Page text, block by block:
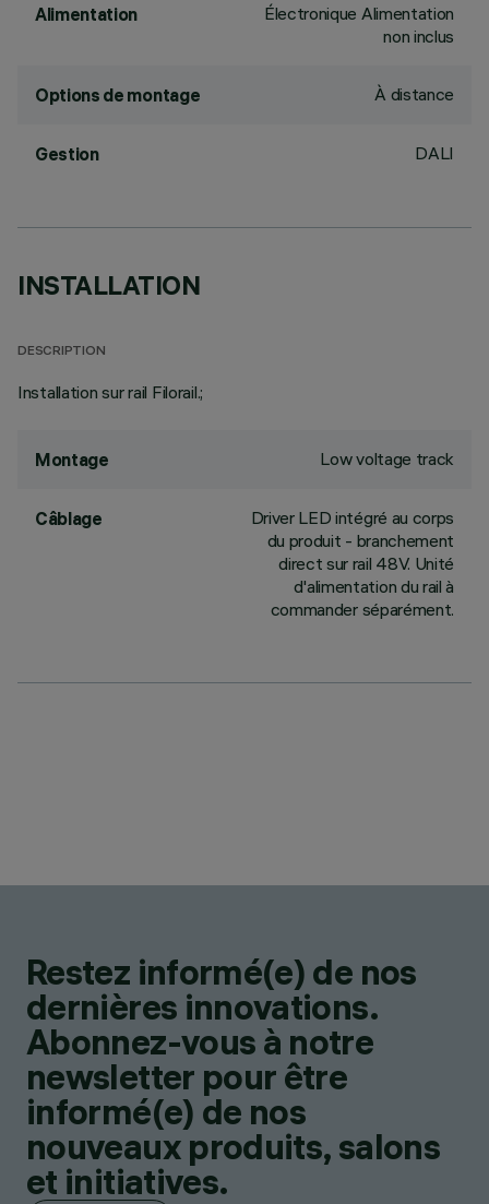
Alimentation
Électronique Alimentation
non inclus
Options de montage À distance
Gestion DALI
INSTALLATION
DESCRIPTION
Installation sur rail Filorail.;
Montage Low voltage track
Câblage
Driver LED intégré au corps
du produit - branchement
direct sur rail 48V. Unité
d'alimentation du rail à
commander séparément.
Restez informé(e) de nos
dernières innovations.
Abonnez-vous à notre
newsletter pour être
informé(e) de nos
nouveaux produits, salons
et initiatives.